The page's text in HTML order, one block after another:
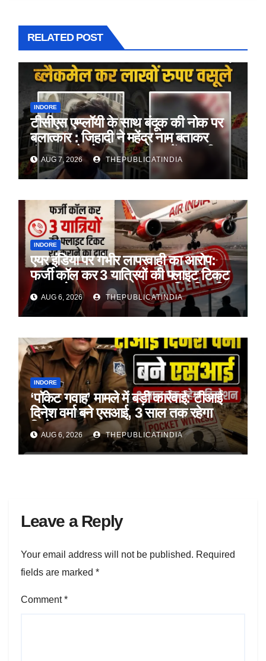
RELATED POST
INDORE
टीसीएस एम्प्लॉयी के साथ बंदूक की नोक पर
बलात्कार : जिहादी ने महेंद्र नाम बताकर
फंसाया, ब्लैकमेल कर रुपए लाखों रुपए भी
लिएAUG 7, 2026 THEPUBLICATINDIA
INDORE
एयर इंडिया पर गंभीर लापरवाही का आरोप:
फर्जी कॉल कर 3 यात्रियों की फ्लाइट टिकट
रद्द कराने का दावा, पहचान सत्यापित किए बिना
हुई कार्रवाई
AUG 6, 2026 THEPUBLICATINDIA
INDORE
‘पॉकेट गवाह’ मामले में बड़ी कार्रवाई: टीआई
दिनेश वर्मा बने एसआई, 3 साल तक रहेगा
डिमोशन
AUG 6, 2026 THEPUBLICATINDIA
Leave a Reply
Your email address will not be published. Required
fields are marked *
Comment*